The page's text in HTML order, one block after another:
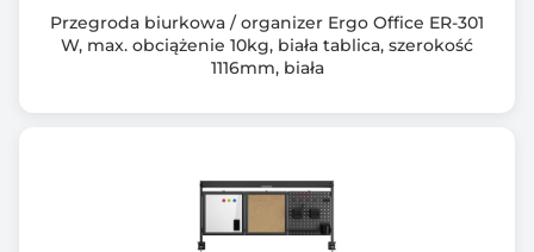
Przegroda biurkowa / organizer Ergo Office ER-301
W, max. obciążenie 10kg, biała tablica, szerokość
1116mm, biała